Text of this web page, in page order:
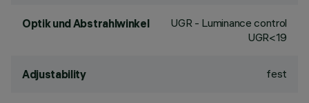
Optik und Abstrahlwinkel
UGR - Luminance control
UGR<19
Adjustability fest